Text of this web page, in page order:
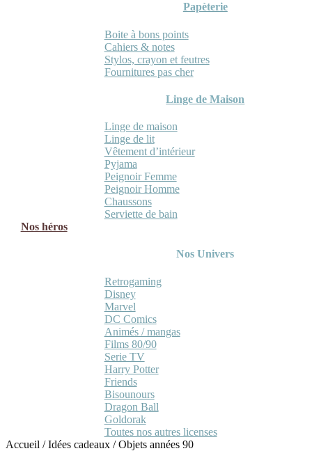
Papèterie
Boite à bons points
Cahiers & notes
Stylos, crayon et feutres
Fournitures pas cher
Linge de Maison
Linge de maison
Linge de lit
Vêtement d’intérieur
Pyjama
Peignoir Femme
Peignoir Homme
Chaussons
Serviette de bain
Nos héros
Nos Univers
Retrogaming
Disney
Marvel
DC Comics
Animés / mangas
Films 80/90
Serie TV
Harry Potter
Friends
Bisounours
Dragon Ball
Goldorak
Toutes nos autres licenses
Accueil /Idées cadeaux /Objets années 90